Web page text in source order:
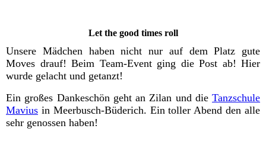
Let the good times roll
Unsere Mädchen haben nicht nur auf dem Platz gute
Moves drauf! Beim Team-Event ging die Post ab! Hier
wurde gelacht und getanzt!
Ein großes Dankeschön geht an Zilan und die Tanzschule
Mavius in Meerbusch-Büderich. Ein toller Abend den alle
sehr genossen haben!